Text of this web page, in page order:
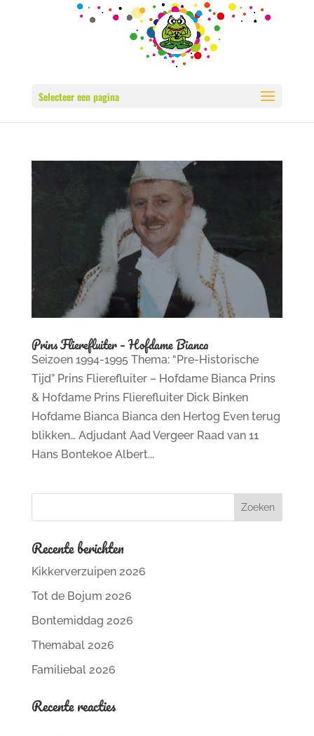
Selecteer een pagina
Prins Flierefluiter – Hofdame Bianca
Seizoen 1994-1995 Thema: “Pre-Historische
Tijd” Prins Flierefluiter – Hofdame Bianca Prins
& Hofdame Prins Flierefluiter Dick Binken
Hofdame Bianca Bianca den Hertog Even terug
blikken… Adjudant Aad Vergeer Raad van 11
Hans Bontekoe Albert...
Recente berichten
Kikkerverzuipen 2026
Tot de Bojum 2026
Bontemiddag 2026
Themabal 2026
Familiebal 2026
Recente reacties